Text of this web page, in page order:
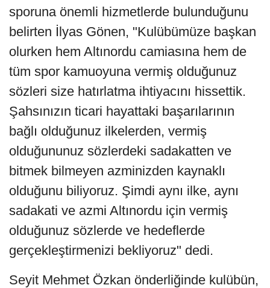
sporuna önemli hizmetlerde bulunduğunu
belirten İlyas Gönen, "Kulübümüze başkan
olurken hem Altınordu camiasına hem de
tüm spor kamuoyuna vermiş olduğunuz
sözleri size hatırlatma ihtiyacını hissettik.
Şahsınızın ticari hayattaki başarılarının
bağlı olduğunuz ilkelerden, vermiş
olduğununuz sözlerdeki sadakatten ve
bitmek bilmeyen azminizden kaynaklı
olduğunu biliyoruz. Şimdi aynı ilke, aynı
sadakati ve azmi Altınordu için vermiş
olduğunuz sözlerde ve hedeflerde
gerçekleştirmenizi bekliyoruz" dedi.
Seyit Mehmet Özkan önderliğinde kulübün,